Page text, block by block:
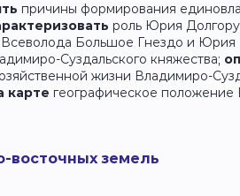
причины формирования
роль Юрия
Всеволода Большое Гнездо и Юрия
Суздальского княжества;
жизни Владимиро-
карте географическое
восточных земель